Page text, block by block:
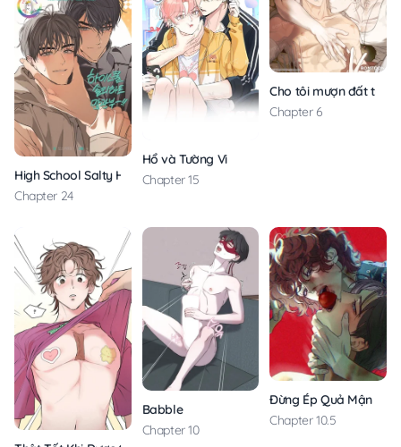
High School Salty Heart
Chapter 24
Hổ và Tường Vi
Chapter 15
Cho tôi mượn đất
Chapter 6
Babble
Chapter 10
Đừng Ép Quả Mận
Chapter 10.5